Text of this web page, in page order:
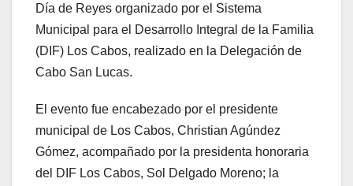
Día de Reyes organizado por el Sistema
Municipal para el Desarrollo Integral de la Familia
(DIF) Los Cabos, realizado en la Delegación de
Cabo San Lucas.
El evento fue encabezado por el presidente
municipal de Los Cabos, Christian Agúndez
Gómez, acompañado por la presidenta honoraria
del DIF Los Cabos, Sol Delgado Moreno; la